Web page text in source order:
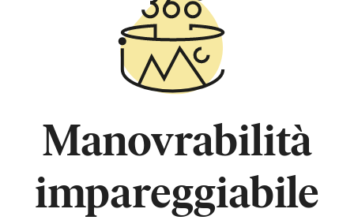
Manovrabilità
impareggiabile